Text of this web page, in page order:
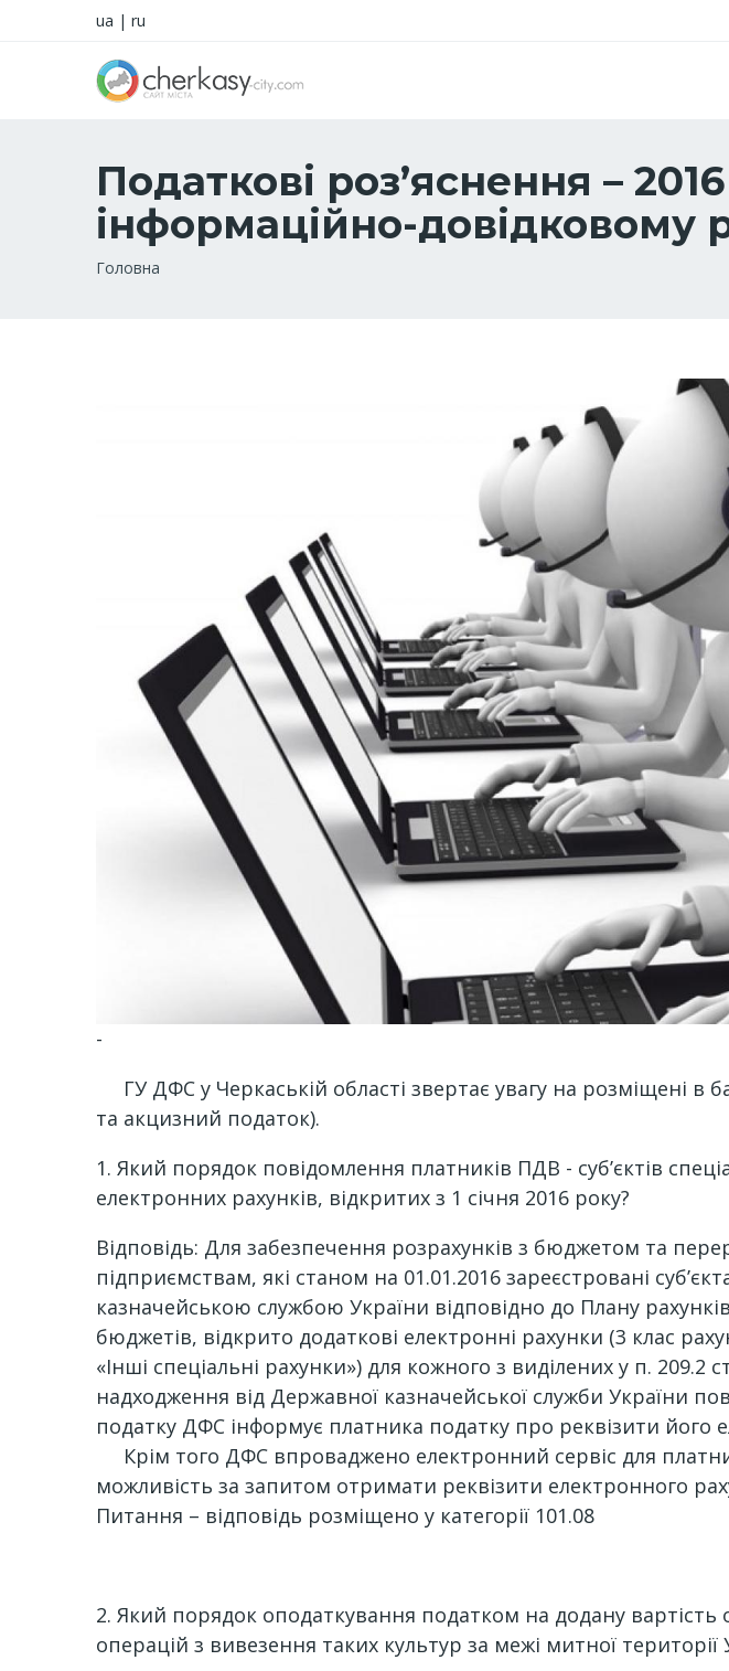
ua | ru
Податкові роз’яснення –
інформаційно-довідковому
Рядок
Головна
-
ГУ ДФС у Черкаській області звертає увагу на розміщені в
та акцизний податок).
1. Який порядок повідомлення платників ПДВ - суб’єктів
електронних рахунків, відкритих з 1 січня 2016 року?
Відповідь: Для забезпечення розрахунків з бюджетом та
підприємствам, які станом на 01.01.2016 зареєстровані
казначейською службою України відповідно до Плану
бюджетів, відкрито додаткові електронні рахунки (3 клас
«Інші спеціальні рахунки») для кожного з виділених у п.
надходження від Державної казначейської служби України
податку ДФС інформує платника податку про реквізити його
Крім того ДФС впроваджено електронний сервіс для
можливість за запитом отримати реквізити електронного
Питання – відповідь розміщено у категорії 101.08
2. Який порядок оподаткування податком на додану
операцій з вивезення таких культур за межі митної